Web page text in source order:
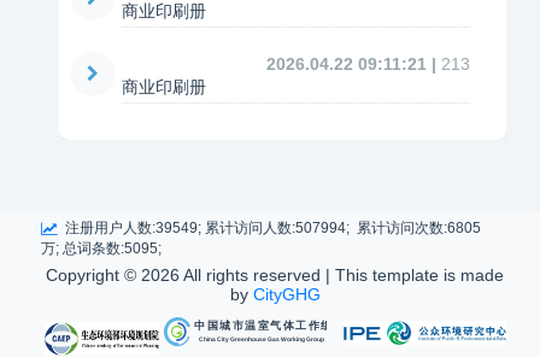
商业印刷册
2026.04.22 09:11:21 | 213
商业印刷册
注册用户人数:39549; 累计访问人数:507994; 累计访问次数:6805
万; 总词条数:5095;
Copyright © 2026 All rights reserved | This template is made
by CityGHG
中国城市温室气体工作组
China City Greenhouse Gas Working Group